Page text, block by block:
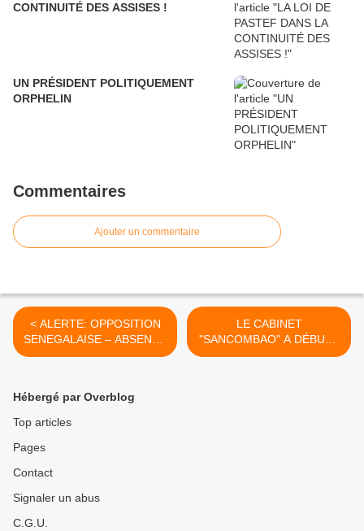
CONTINUITÉ DES ASSISES !
UN PRÉSIDENT POLITIQUEMENT
ORPHELIN
Commentaires
Ajouter un commentaire
< ALERTE: OPPOSITION
SENEGALAISE – ABSENTE
!
LE CABINET
"SANCOMBAO" A DÉBUTÉ
SES ACTIVITÉS LE 07
Hébergé par Overblog
Top articles
Pages
Contact
Signaler un abus
C.G.U.